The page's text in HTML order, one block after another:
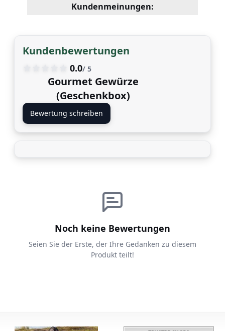
Kundenmeinungen:
Kundenbewertungen
0.0/ 5
Gourmet Gewürze
(Geschenkbox)
Bewertung schreiben
Noch keine Bewertungen
Seien Sie der Erste, der Ihre Gedanken zu diesem
Produkt teilt!